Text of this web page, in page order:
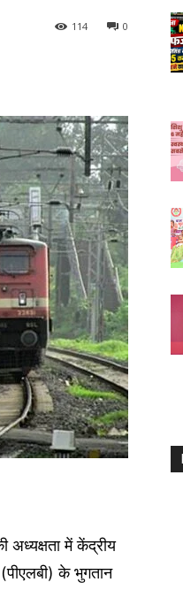
0
114
अध्यक्षता में केंद्रीय
के भुगतान